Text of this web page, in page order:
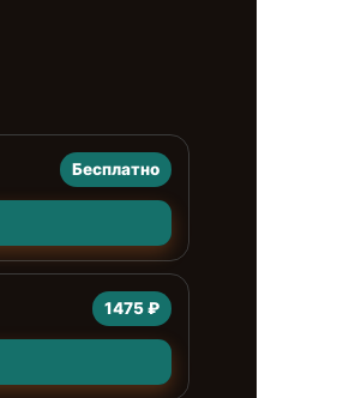
Бесплатно
1475 ₽